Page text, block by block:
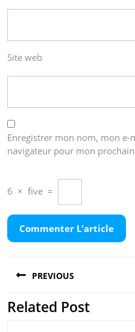
Site web
Enregistrer mon nom, mon e-
navigateur pour mon
6 × five =
de
l’article
PREVIOUS
Previous
Related Post